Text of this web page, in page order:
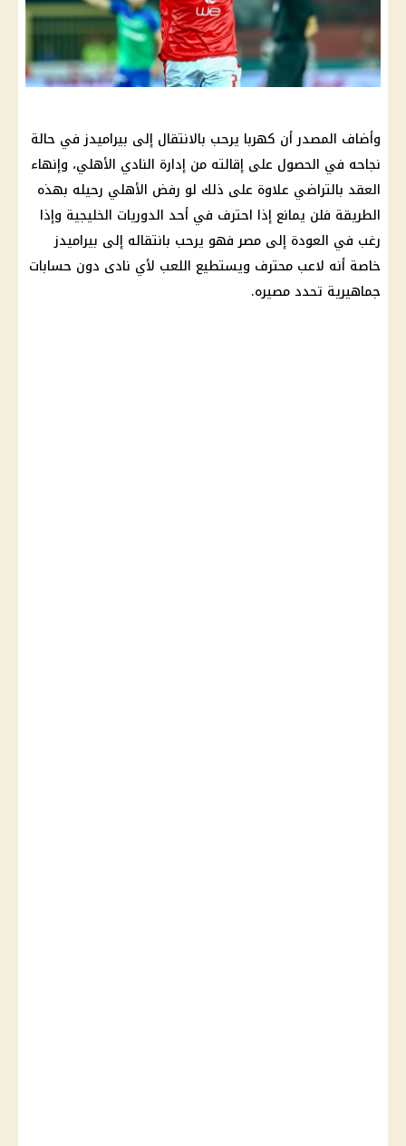
وأضاف المصدر أن كهربا يرحب بالانتقال إلى بيراميدز في حالة
نجاحه في الحصول على إقالته من إدارة النادي الأهلي، وإنهاء
العقد بالتراضي علاوة على ذلك لو رفض الأهلي رحيله بهذه
الطريقة فلن يمانع إذا احترف في أحد الدوريات الخليجية وإذا
رغب في العودة إلى مصر فهو يرحب بانتقاله إلى بيراميدز
خاصة أنه لاعب محترف ويستطيع اللعب لأي نادى دون حسابات
جماهيرية تحدد مصيره.